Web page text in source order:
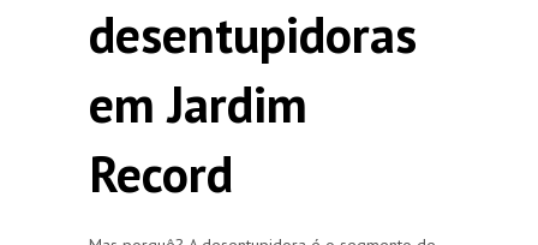
desentupidoras
em Jardim
Record